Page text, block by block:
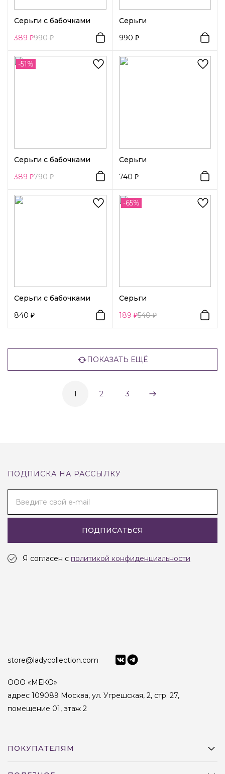
Серьги с бабочками
389
990
Серьги
990
-51%
Серьги с бабочками
389
790
Серьги
740
Серьги с бабочками
840
-65%
Серьги
189
540
ПОКАЗАТЬ ЕЩЁ
1 2 3
ПОДПИСКА НА РАССЫЛКУ
Введите свой e-mail
ПОДПИСАТЬСЯ
Я согласен с политикой конфиденциальности
store@ladycollection.com
ООО «МЕКО»
адрес 109089 Москва, ул. Угрешская, 2, стр. 27,
помещение 01, этаж 2
ПОКУПАТЕЛЯМ